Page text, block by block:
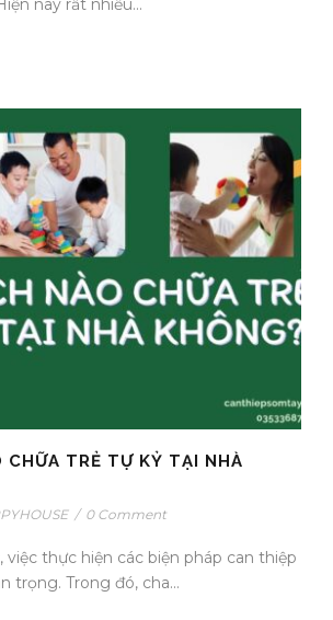
nay rất nhiều...
CHỮA TRẺ TỰ KỶ TẠI NHÀ
/ 0 Comment
thực hiện các biện pháp can thiệp
trọng. Trong đó, cha...